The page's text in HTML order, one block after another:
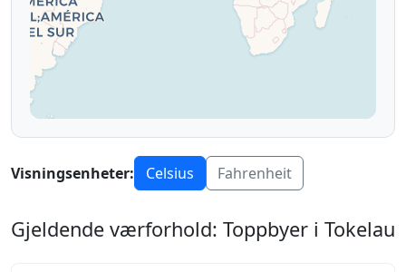
Visningsenheter: Celsius Fahrenheit
Gjeldende værforhold: Toppbyer i Tokelau